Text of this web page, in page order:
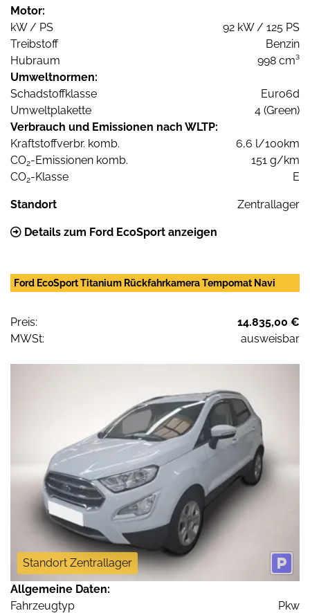
Motor:
kW / PS
92 kW / 125 PS
Treibstoff
Benzin
Hubraum
998 cm³
Umweltnormen:
Schadstoffklasse
Euro6d
Umweltplakette
4 (Green)
Verbrauch und Emissionen nach WLTP:
Kraftstoffverbr. komb.
6,6 l/100km
CO2-Emissionen komb.
151 g/km
CO2-Klasse E
Standort Zentrallager
Details zum Ford EcoSport anzeigen
Ford EcoSport Titanium Rückfahrkamera Tempomat Navi
Preis:
14.835,00 €
MWSt:
ausweisbar
Standort Zentrallager
Allgemeine Daten:
Fahrzeugtyp
Pkw